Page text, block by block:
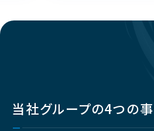
当社グループの4つの